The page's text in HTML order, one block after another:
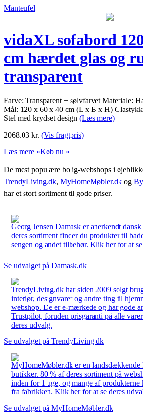
Manteufel
vidaXL sofabord
cm hærdet glas og
transparent
Farve: Transparent + sølvfarvet Materiale:
Mål: 120 x 60 x 40 cm (L x B x H)
Stel med krydset design (Læs mere)
2068.03 kr. (Vis fragtpris)
Læs mere »Køb nu »
De mest populære bolig-webshops i
TrendyLiving.dk, MyHomeMøbler.dk og
har et stort sortiment til gode priser.
Georg Jensen Damask er anerkendt
deres sortiment finder du produkter til
sengen og andet tilbehør. Klik her for at
Se udvalget på Damask.dk
TrendyLiving.dk har siden 2009 solgt
interiør, designvarer og andre ting til
webshop. De er e-mærkede og har gode
Trustpilot, foruden prisgaranti på alle
deres udvalg.
Se udvalget på TrendyLiving.dk
MyHomeMøbler.dk er en landsdækkende
butikker. 80 % af deres sortiment på
inden for 1 uge, og mange af produkterne
fra fabrikken. Klik her for at se deres
Se udvalget på MyHomeMøbler.dk